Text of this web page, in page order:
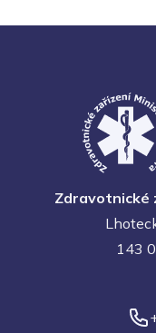
Zdravotnické
143